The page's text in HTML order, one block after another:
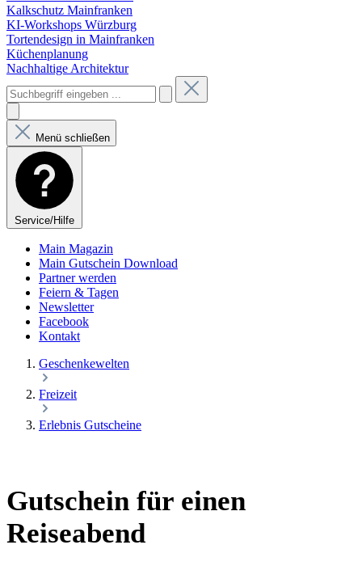
Kalkschutz Mainfranken
KI-Workshops Würzburg
Tortendesign in Mainfranken
Küchenplanung
Nachhaltige Architektur
Menü schließen
Service/Hilfe
Main Magazin
Main Gutschein Download
Partner werden
Feiern & Tagen
Newsletter
Facebook
Kontakt
Geschenkewelten
Freizeit
Erlebnis Gutscheine
Gutschein für einen
Reiseabend